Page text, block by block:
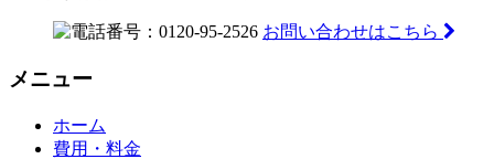
お問い合わせはこちら
メニュー
ホーム
費用・料金